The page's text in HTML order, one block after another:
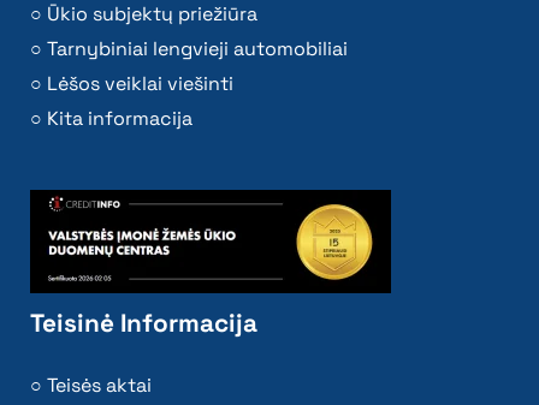
Ūkio subjektų priežiūra
Tarnybiniai lengvieji automobiliai
Lėšos veiklai viešinti
Kita informacija
Teisinė Informacija
Teisės aktai